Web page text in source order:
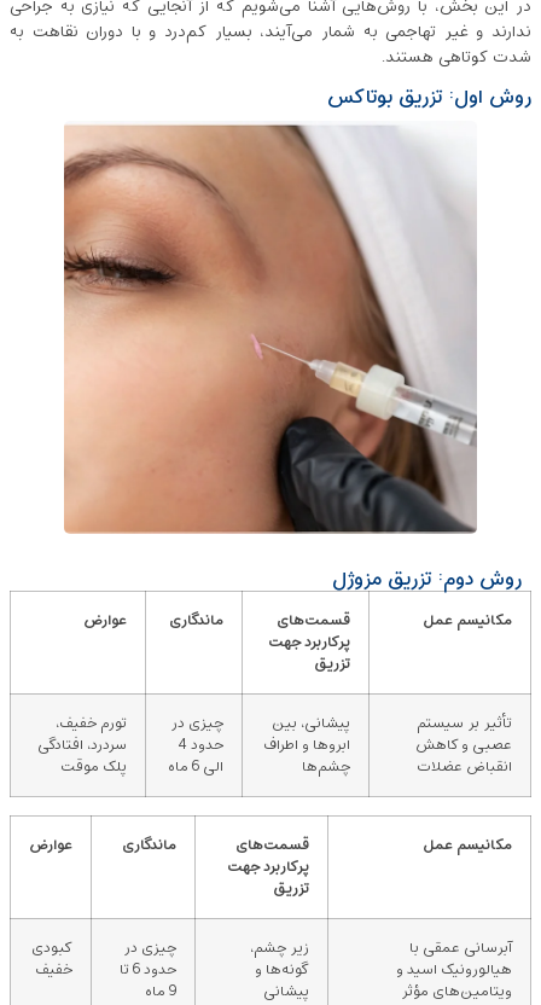
در این بخش، با روش‌هایی آشنا می‌شویم که از آنجایی که نیازی به جراحی
ندارند و غیر تهاجمی به شمار می‌آیند، بسیار کم‌درد و با دوران نقاهت به
شدت کوتاهی هستند.
روش اول: تزریق بوتاکس
روش دوم: تزریق مزوژل
مکانیسم عمل
قسمت‌های
پرکاربرد جهت
تزریق
ماندگاری عوارض
تأثیر بر سیستم
عصبی و کاهش
انقباض عضلات
پیشانی، بین
ابروها و اطراف
چشم‌ها
چیزی در
حدود 4
الی 6 ماه
تورم خفیف،
سردرد، افتادگی
پلک موقت
مکانیسم عمل
قسمت‌های
پرکاربرد جهت
تزریق
ماندگاری عوارض
آبرسانی عمقی با
هیالورونیک اسید و
ویتامین‌های مؤثر
زیر چشم،
گونه‌ها و
پیشانی
چیزی در
حدود 6 تا
9 ماه
کبودی
خفیف